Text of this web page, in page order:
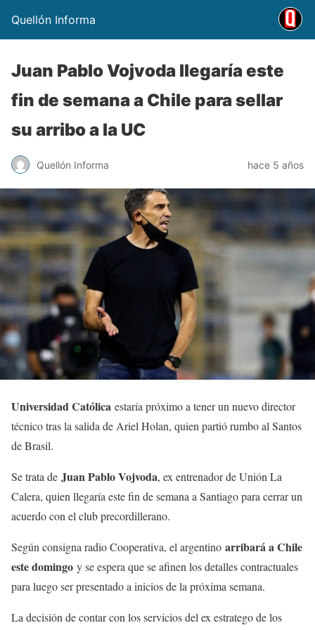
Quellón Informa
Juan Pablo Vojvoda llegaría este
fin de semana a Chile para sellar
su arribo a la UC
Quellón Informa hace 5 años
Universidad Católica estaría próximo a tener un nuevo director
técnico tras la salida de Ariel Holan, quien partió rumbo al Santos
de Brasil.
Se trata de Juan Pablo Vojvoda, ex entrenador de Unión La
Calera, quien llegaría este fin de semana a Santiago para cerrar un
acuerdo con el club precordillerano.
Según consigna radio Cooperativa, el argentino arribará a Chile
este domingo y se espera que se afinen los detalles contractuales
para luego ser presentado a inicios de la próxima semana.
La decisión de contar con los servicios del ex estratego de los